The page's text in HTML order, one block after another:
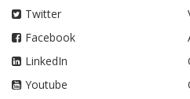
Twitter
Facebook
LinkedIn
Youtube